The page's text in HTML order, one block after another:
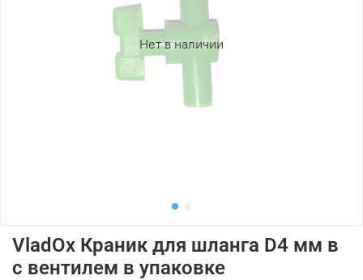
Нет в наличии
VladOx Краник для шланга D4 мм в
с вентилем в упаковке